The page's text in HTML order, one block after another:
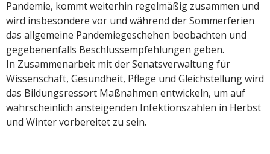
Pandemie, kommt weiterhin regelmäßig zusammen und
wird insbesondere vor und während der Sommerferien
das allgemeine Pandemiegeschehen beobachten und
gegebenenfalls Beschlussempfehlungen geben.
In Zusammenarbeit mit der Senatsverwaltung für
Wissenschaft, Gesundheit, Pflege und Gleichstellung wird
das Bildungsressort Maßnahmen entwickeln, um auf
wahrscheinlich ansteigenden Infektionszahlen in Herbst
und Winter vorbereitet zu sein.